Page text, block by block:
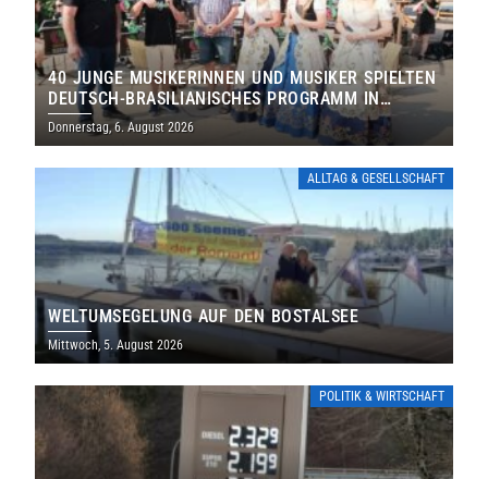
40 JUNGE MUSIKERINNEN UND MUSIKER SPIELTEN
DEUTSCH-BRASILIANISCHES PROGRAMM IN
THOLEY
Donnerstag, 6. August 2026
ALLTAG & GESELLSCHAFT
WELTUMSEGELUNG AUF DEN BOSTALSEE
Mittwoch, 5. August 2026
POLITIK & WIRTSCHAFT